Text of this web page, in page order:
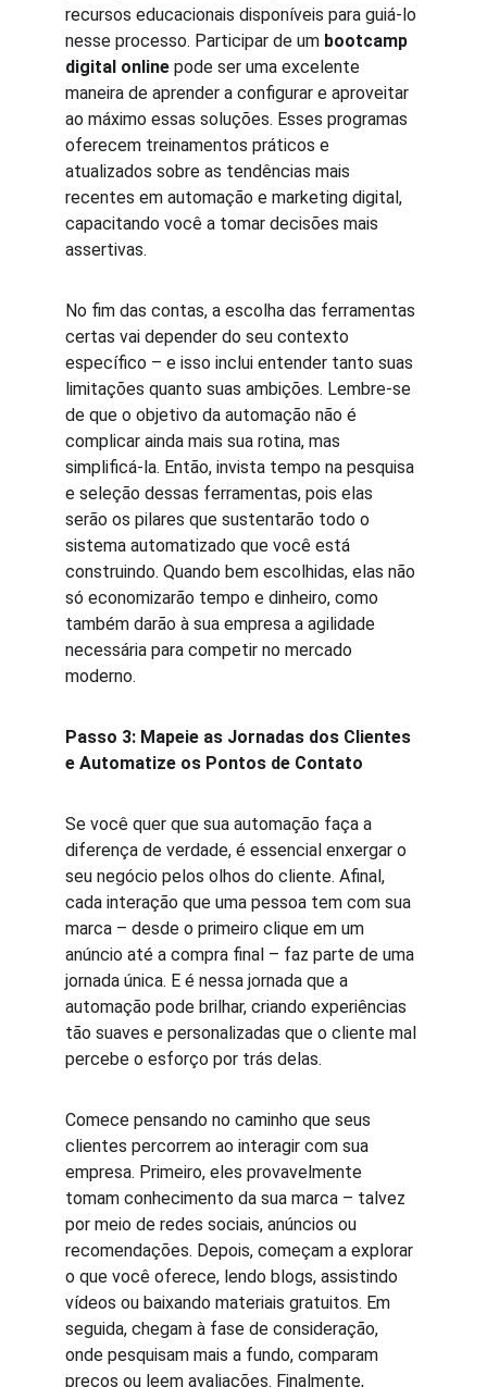
recursos educacionais disponíveis para guiá-lo
nesse processo. Participar de um bootcamp
digital online pode ser uma excelente
maneira de aprender a configurar e aproveitar
ao máximo essas soluções. Esses programas
oferecem treinamentos práticos e
atualizados sobre as tendências mais
recentes em automação e marketing digital,
capacitando você a tomar decisões mais
assertivas.
No fim das contas, a escolha das ferramentas
certas vai depender do seu contexto
específico – e isso inclui entender tanto suas
limitações quanto suas ambições. Lembre-se
de que o objetivo da automação não é
complicar ainda mais sua rotina, mas
simplificá-la. Então, invista tempo na pesquisa
e seleção dessas ferramentas, pois elas
serão os pilares que sustentarão todo o
sistema automatizado que você está
construindo. Quando bem escolhidas, elas não
só economizarão tempo e dinheiro, como
também darão à sua empresa a agilidade
necessária para competir no mercado
moderno.
Passo 3: Mapeie as Jornadas dos Clientes
e Automatize os Pontos de Contato
Se você quer que sua automação faça a
diferença de verdade, é essencial enxergar o
seu negócio pelos olhos do cliente. Afinal,
cada interação que uma pessoa tem com sua
marca – desde o primeiro clique em um
anúncio até a compra final – faz parte de uma
jornada única. E é nessa jornada que a
automação pode brilhar, criando experiências
tão suaves e personalizadas que o cliente mal
percebe o esforço por trás delas.
Comece pensando no caminho que seus
clientes percorrem ao interagir com sua
empresa. Primeiro, eles provavelmente
tomam conhecimento da sua marca – talvez
por meio de redes sociais, anúncios ou
recomendações. Depois, começam a explorar
o que você oferece, lendo blogs, assistindo
vídeos ou baixando materiais gratuitos. Em
seguida, chegam à fase de consideração,
onde pesquisam mais a fundo, comparam
preços ou leem avaliações. Finalmente,